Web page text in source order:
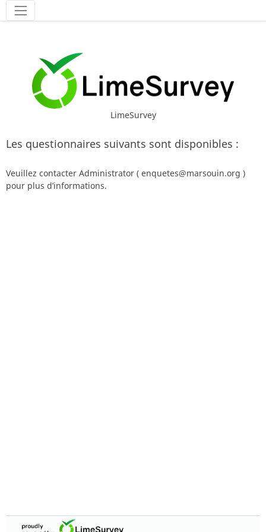
Outils
LimeSurvey
Les questionnaires suivants sont disponibles :
Veuillez contacter Administrator ( enquetes@marsouin.org )
pour plus d’informations.